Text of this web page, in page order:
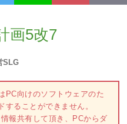
画5改7
SLG
PC向けのソフトウェアのた
ることができません。
報共有して頂き、PCからダ